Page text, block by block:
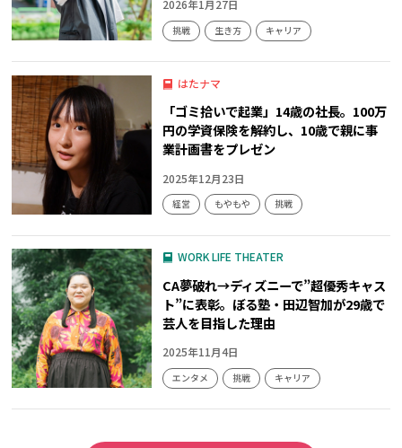
2026年1月27日
挑戦 生き方 キャリア
はたナマ
「ゴミ拾いで起業」14歳の社長。100万
円の学資保険を解約し、10歳で親に事
業計画書をプレゼン
2025年12月23日
経営 もやもや 挑戦
WORK LIFE THEATER
CA夢破れ→ディズニーで”超優秀キャス
ト”に表彰。ぼる塾・田辺智加が29歳で
芸人を目指した理由
2025年11月4日
エンタメ 挑戦 キャリア